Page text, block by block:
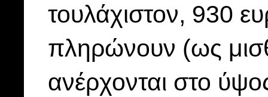
τουλάχιστον, 930
πληρώνουν (ως
ανέρχονται στο